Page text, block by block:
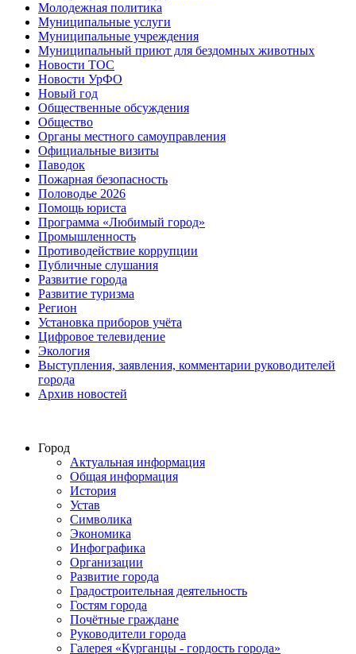
Молодежная политика
Муниципальные услуги
Муниципальные учреждения
Муниципальный приют для бездомных животных
Новости ТОС
Новости УрФО
Новый год
Общественные обсуждения
Общество
Органы местного самоуправления
Официальные визиты
Паводок
Пожарная безопасность
Половодье 2026
Помощь юриста
Программа «Любимый город»
Промышленность
Противодействие коррупции
Публичные слушания
Развитие города
Развитие туризма
Регион
Установка приборов учёта
Цифровое телевидение
Экология
Выступления, заявления, комментарии руководителей
города
Архив новостей
Город
Актуальная информация
Общая информация
История
Устав
Символика
Экономика
Инфографика
Организации
Развитие города
Градостроительная деятельность
Гостям города
Почётные граждане
Руководители города
Галерея «Курганцы - гордость города»